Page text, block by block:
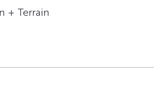
+ Terrain